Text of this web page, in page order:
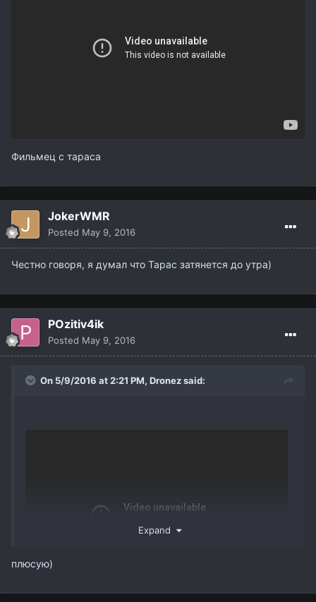
Фильмец с тараса
JokerWMR
Posted May 9, 2016
Честно говоря, я думал что Тарас затянется до утра)
POzitiv4ik
Posted May 9, 2016
On 5/9/2016 at 2:21 PM, Dronezsaid:
Expand
плюсую)